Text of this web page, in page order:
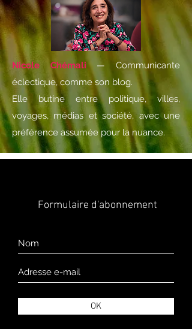
Nicole Chémali — Communicante
éclectique, comme son blog.
Elle butine entre politique, villes,
voyages, médias et société, avec une
préférence assumée pour la nuance.
Formulaire d'abonnement
OK